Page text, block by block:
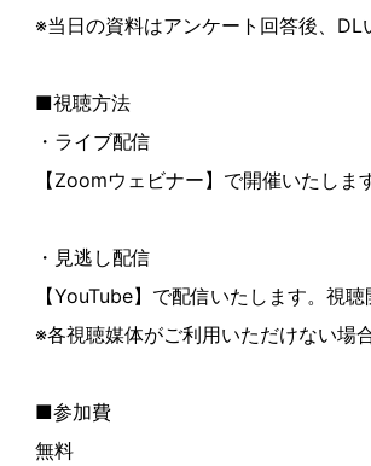
※当日の資料はアンケート回答後、DL
■視聴方法
・ライブ配信
【Zoomウェビナー】で開催いたしま
・見逃し配信
【YouTube】で配信いたします。視
※各視聴媒体がご利用いただけない場
■参加費
無料